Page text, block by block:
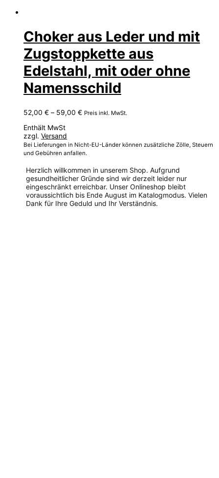
Choker aus Leder und mit
Zugstoppkette aus
Edelstahl, mit oder ohne
Namensschild
52,00 € – 59,00 €Preisspanne:
Preis inkl. MwSt.
Enthält MwSt
zzgl. Versand
Bei Lieferungen in Nicht-EU-Länder können zusätzliche Zölle, Steuern
und Gebühren anfallen.
Herzlich willkommen in unserem Shop. Aufgrund
gesundheitlicher Gründe sind wir derzeit leider nur
eingeschränkt erreichbar. Unser Onlineshop bleibt
voraussichtlich bis Ende August im Katalogmodus. Vielen
Dank für Ihre Geduld und Ihr Verständnis.